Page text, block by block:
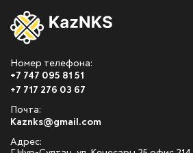
Номер телефона:
+7 747 095 81 51
+7 717 276 03 67
Почта:
Kaznks@gmail.com
Адрес: